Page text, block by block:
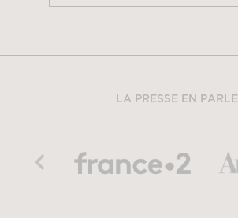
LA PRESSE EN PARLE